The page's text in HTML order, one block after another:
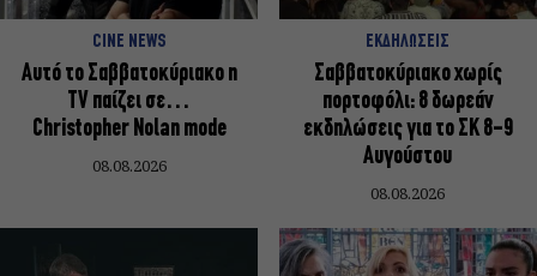
CINE NEWS
Αυτό το Σαββατοκύριακο η
TV παίζει σε…
Christopher Nolan mode
08.08.2026
ΕΚΔΗΛΩΣΕΙΣ
Σαββατοκύριακο χωρίς
πορτοφόλι: 8 δωρεάν
εκδηλώσεις για το ΣΚ 8-9
Αυγούστου
08.08.2026